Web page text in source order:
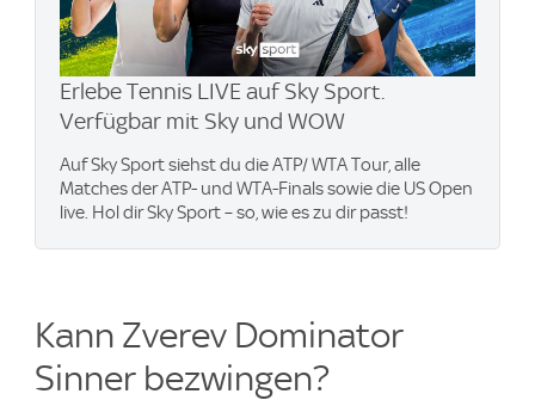
Erlebe Tennis LIVE auf Sky Sport.
Verfügbar mit Sky und WOW
Auf Sky Sport siehst du die ATP/ WTA Tour, alle
Matches der ATP- und WTA-Finals sowie die US Open
live. Hol dir Sky Sport – so, wie es zu dir passt!
Kann Zverev Dominator
Sinner bezwingen?